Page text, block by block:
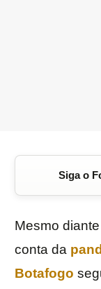
Siga o
Mesmo
conta da
Botafogo